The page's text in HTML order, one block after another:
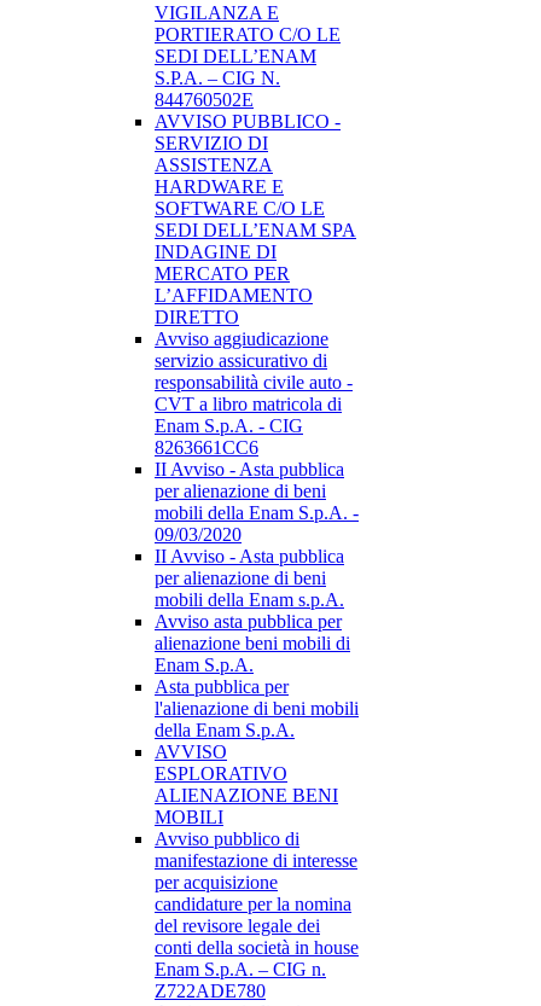
VIGILANZA E
PORTIERATO C/O LE
SEDI DELL’ENAM
S.P.A. – CIG N.
844760502E
AVVISO PUBBLICO -
SERVIZIO DI
ASSISTENZA
HARDWARE E
SOFTWARE C/O LE
SEDI DELL’ENAM SPA
INDAGINE DI
MERCATO PER
L’AFFIDAMENTO
DIRETTO
Avviso aggiudicazione
servizio assicurativo di
responsabilità civile auto -
CVT a libro matricola di
Enam S.p.A. - CIG
8263661CC6
II Avviso - Asta pubblica
per alienazione di beni
mobili della Enam S.p.A. -
09/03/2020
II Avviso - Asta pubblica
per alienazione di beni
mobili della Enam s.p.A.
Avviso asta pubblica per
alienazione beni mobili di
Enam S.p.A.
Asta pubblica per
l'alienazione di beni mobili
della Enam S.p.A.
AVVISO
ESPLORATIVO
ALIENAZIONE BENI
MOBILI
Avviso pubblico di
manifestazione di interesse
per acquisizione
candidature per la nomina
del revisore legale dei
conti della società in house
Enam S.p.A. – CIG n.
Z722ADE780